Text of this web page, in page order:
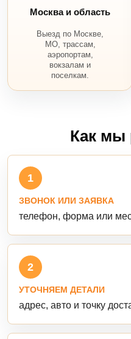
Москва и область
Выезд по Москве,
МО, трассам,
аэропортам,
вокзалам и
поселкам.
Как мы
1
ЗВОНОК ИЛИ ЗАЯВКА
телефон, форма или
2
УТОЧНЯЕМ ДЕТАЛИ
адрес, авто и точку